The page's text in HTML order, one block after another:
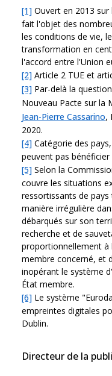
[1] Ouvert en 2013 sur
fait l'objet des
les conditions de vie,
transformation en
l'accord entre l'Union
[2] Article 2 TUE et
[3] Par-delà la
Nouveau Pacte sur la
Jean-Pierre Cassarino,
2020.
[4] Catégorie des
peuvent pas
[5] Selon la
couvre les situations
ressortissants de
manière irrégulière
débarqués sur son
recherche et de
proportionnellement à
membre concerné, et
inopérant le système
État membre.
[6] Le système
empreintes digitales
Dublin.
Directeur de la